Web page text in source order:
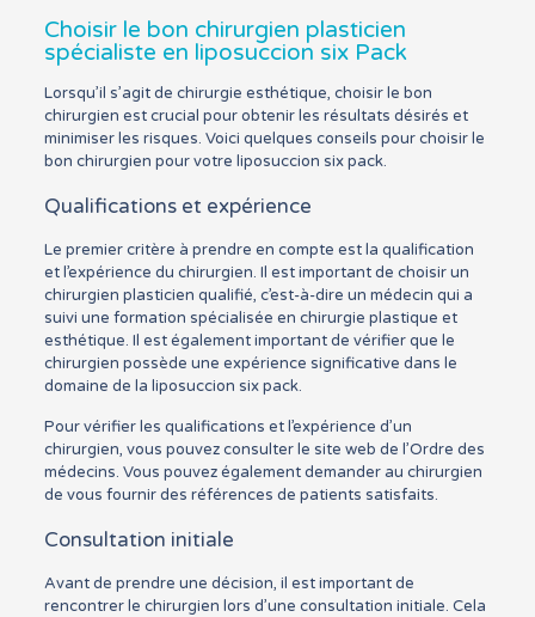
Choisir le bon chirurgien plasticien
spécialiste en liposuccion six Pack
Lorsqu’il s’agit de chirurgie esthétique, choisir le bon
chirurgien est crucial pour obtenir les résultats désirés et
minimiser les risques. Voici quelques conseils pour choisir le
bon chirurgien pour votre liposuccion six pack.
Qualifications et expérience
Le premier critère à prendre en compte est la qualification
et l’expérience du chirurgien. Il est important de choisir un
chirurgien plasticien qualifié, c’est-à-dire un médecin qui a
suivi une formation spécialisée en chirurgie plastique et
esthétique. Il est également important de vérifier que le
chirurgien possède une expérience significative dans le
domaine de la liposuccion six pack.
Pour vérifier les qualifications et l’expérience d’un
chirurgien, vous pouvez consulter le site web de l’Ordre des
médecins. Vous pouvez également demander au chirurgien
de vous fournir des références de patients satisfaits.
Consultation initiale
Avant de prendre une décision, il est important de
rencontrer le chirurgien lors d’une consultation initiale. Cela